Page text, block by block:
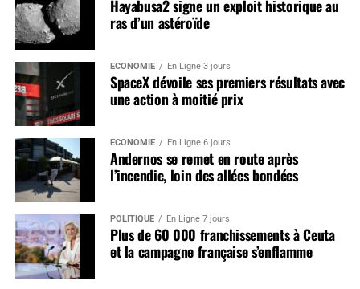
Hayabusa2 signe un exploit historique au
ras d’un astéroïde
ÉCONOMIE En Ligne 3 jours
SpaceX dévoile ses premiers résultats avec
une action à moitié prix
ÉCONOMIE En Ligne 6 jours
Andernos se remet en route après
l’incendie, loin des allées bondées
POLITIQUE En Ligne 7 jours
Plus de 60 000 franchissements à Ceuta
et la campagne française s’enflamme